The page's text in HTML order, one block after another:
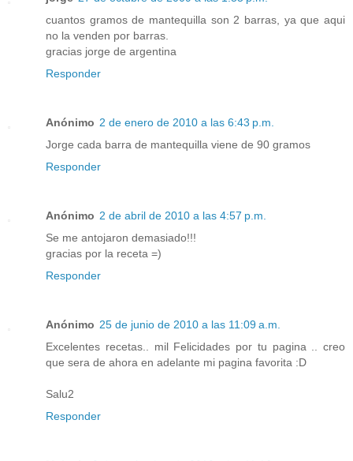
cuantos gramos de mantequilla son 2 barras, ya que aqui
no la venden por barras.
gracias jorge de argentina
Responder
Anónimo 2 de enero de 2010 a las 6:43 p.m.
Jorge cada barra de mantequilla viene de 90 gramos
Responder
Anónimo 2 de abril de 2010 a las 4:57 p.m.
Se me antojaron demasiado!!!
gracias por la receta =)
Responder
Anónimo 25 de junio de 2010 a las 11:09 a.m.
Excelentes recetas.. mil Felicidades por tu pagina .. creo
que sera de ahora en adelante mi pagina favorita :D
Salu2
Responder